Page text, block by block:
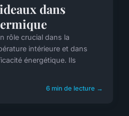
dans
rôle crucial dans la
intérieure et dans
énergétique. Ils
6 min de lecture →